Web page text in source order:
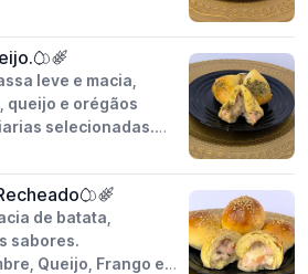
leve e macia,
queijo e orégãos
selecionadas.
de batata,
sabores.
Queijo, Frango e